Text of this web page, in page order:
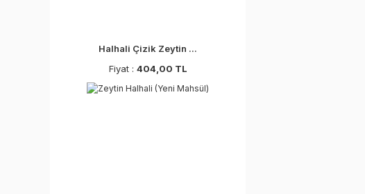
Halhali Çizik Zeytin ...
Fiyat : 404,00 TL